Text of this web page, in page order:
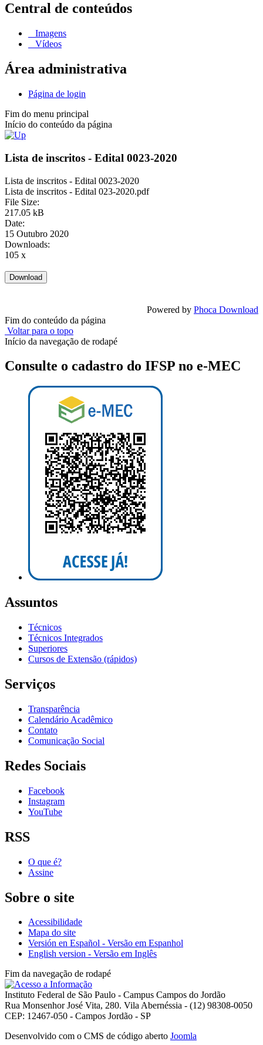
Central de conteúdos
Imagens
Vídeos
Área administrativa
Página de login
Fim do menu principal
Início do conteúdo da página
Lista de inscritos - Edital 0023-2020
Lista de inscritos - Edital 0023-2020
Lista de inscritos - Edital 023-2020.pdf
File Size:
217.05 kB
Date:
15 Outubro 2020
Downloads:
105 x
Powered by Phoca Download
Fim do conteúdo da página
Voltar para o topo
Início da navegação de rodapé
Consulte o cadastro do IFSP no e-MEC
Assuntos
Técnicos
Técnicos Integrados
Superiores
Cursos de Extensão (rápidos)
Serviços
Transparência
Calendário Acadêmico
Contato
Comunicação Social
Redes Sociais
Facebook
Instagram
YouTube
RSS
O que é?
Assine
Sobre o site
Acessibilidade
Mapa do site
Versión en Español - Versão em Espanhol
English version - Versão em Inglês
Fim da navegação de rodapé
Instituto Federal de São Paulo - Campus Campos do Jordão
Rua Monsenhor José Vita, 280. Vila Abernéssia - (12) 98308-0050
CEP: 12467-050 - Campos Jordão - SP
Desenvolvido com o CMS de código aberto Joomla